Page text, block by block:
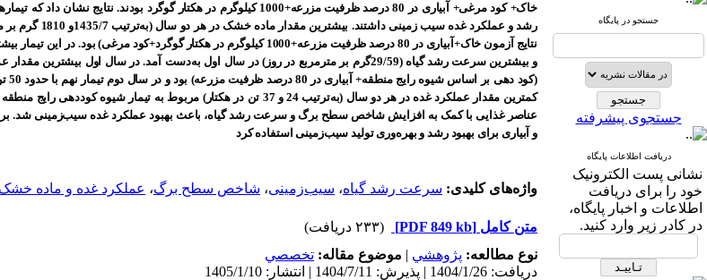
جستجو در پایگاه
جستجوی پیشرفته
دریافت اطلاعات پایگاه
نشانی پست الکترونیک
خود را برای دریافت
اطلاعات و اخبار پایگاه،
در کادر زیر وارد کنید.
خاک+ کود مرغی+ آبیاری در 80 درصد ظرفیت مزرعه+1000 کیلوگرم در هکتار گوگرد
رشد و عملکرد غده
(کود
کمترین مقدار عملکرد غده در هر دو سال (به‌ترتیب 24 و 37 تن در هکتار) مربوط به
عناصر غذایی با کمک به افزایش شاخص سطح برگ و سرعت رشد گیاه، باعث بهبود عملکرد غده سیب‌زمینی شد. بر
و آبیاری برای بهبود رشد و بهره‌وری تولید سیب‌زمینی استفاده کرد
واژه‌های کلیدی: سرعت رشد گیاه، سیب‌زمینی، شاخص سطح برگ، عملکرد غده و ماده
متن کامل [PDF 849 kb]
(۲۳۳ دریافت)
نوع مطالعه: پژوهشي | موضوع مقاله: تخصصي
دریافت: 1404/1/26 | پذیرش: 1404/7/11 | انتشار: 1405/1/10